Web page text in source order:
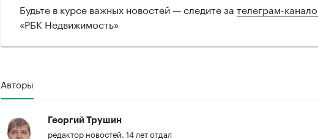
Будьте в курсе важных новостей — следите за телеграм-
«РБК Недвижимость»
Авторы
Георгий Трушин
редактор новостей. 14 лет отдал